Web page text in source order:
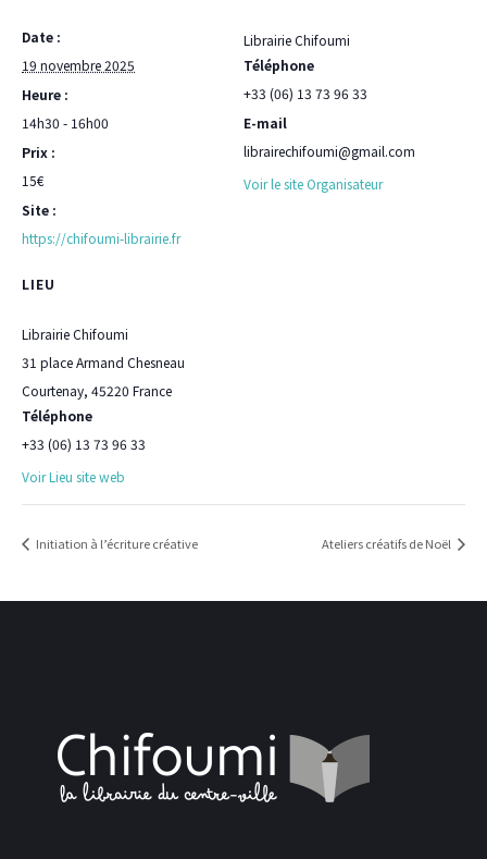
Date :
19 novembre 2025
Heure :
14h30 - 16h00
Prix :
15€
Site :
https://chifoumi-librairie.fr
LIEU
Librairie Chifoumi
31 place Armand Chesneau
Courtenay, 45220 France
Téléphone
+33 (06) 13 73 96 33
Voir Lieu site web
Librairie Chifoumi
Téléphone
+33 (06) 13 73 96 33
E-mail
librairechifoumi@gmail.com
Voir le site Organisateur
Initiation à l’écriture créative Ateliers créatifs de Noël